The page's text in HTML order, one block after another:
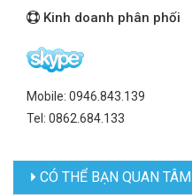
Kinh doanh phân phối
Mobile: 0946.843.139
Tel: 0862.684.133
CÓ THỂ BẠN QUAN TÂM